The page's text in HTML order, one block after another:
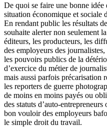
De quoi se faire une bonne idée
situation économique et sociale
En rendant public les résultats
souhaite alerter non seulement
éditeurs, les producteurs, les
des employeurs des
les pouvoirs publics de la
d’exercice du métier de
mais aussi parfois précarisation
les reporters de guerre
de moins en moins payés ou
des statuts d’auto-entrepreneurs
bon vouloir des employeurs
le simple droit du travail.